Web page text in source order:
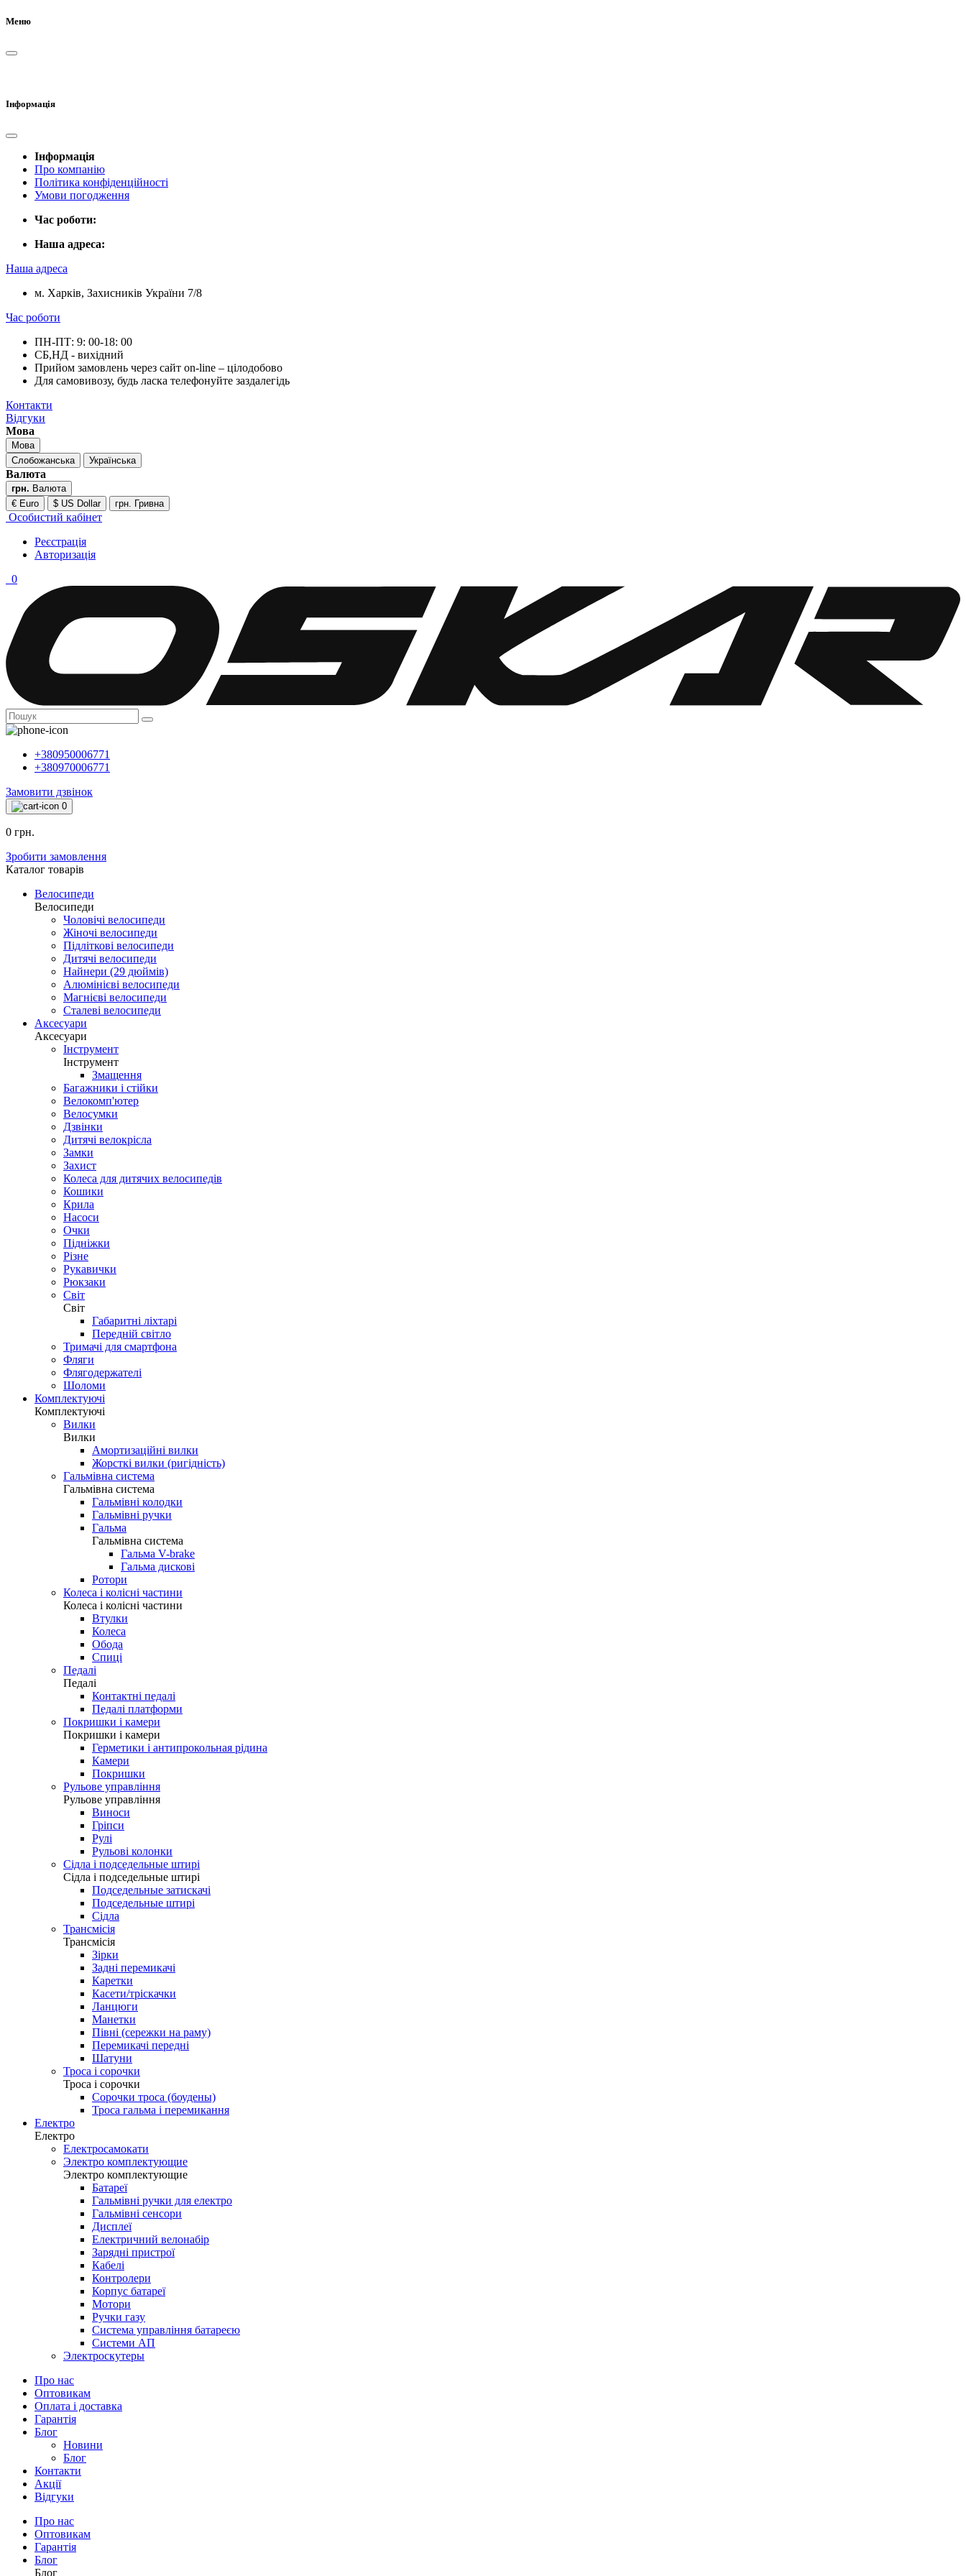
Меню
Інформація
Інформація
Про компанію
Політика конфіденційності
Умови погодження
Час роботи:
Наша адреса:
Наша адреса
м. Харків, Захисників України 7/8
Час роботи
ПН-ПТ: 9: 00-18: 00
СБ,НД - вихідний
Прийом замовлень через сайт on-line – цілодобово
Для самовивозу, будь ласка телефонуйте заздалегідь
Контакти
Відгуки
Мова
Мова
Слобожанська
Українська
Валюта
грн. Валюта
€ Euro
$ US Dollar грн. Гривна
Особистий кабінет
Реєстрація
Авторизація
0
+380950006771
+380970006771
Замовити дзвінок
0
0 грн.
Зробити замовлення
Каталог товарiв
Велосипеди
Велосипеди
Чоловічі велосипеди
Жіночі велосипеди
Підліткові велосипеди
Дитячі велосипеди
Найнери (29 дюймів)
Алюмінієві велосипеди
Магнієві велосипеди
Сталеві велосипеди
Аксесуари
Аксесуари
Інструмент
Інструмент
Змащення
Багажники і стійки
Велокомп'ютер
Велосумки
Дзвінки
Дитячі велокрісла
Замки
Захист
Колеса для дитячих велосипедів
Кошики
Крила
Насоси
Очки
Підніжки
Різне
Рукавички
Рюкзаки
Світ
Світ
Габаритні ліхтарі
Передній світло
Тримачі для смартфона
Фляги
Флягодержателі
Шоломи
Комплектуючі
Комплектуючі
Вилки
Вилки
Амортизаційні вилки
Жорсткі вилки (ригідність)
Гальмівна система
Гальмівна система
Гальмівні колодки
Гальмівні ручки
Гальма
Гальмівна система
Гальма V-brake
Гальма дискові
Ротори
Колеса і колісні частини
Колеса і колісні частини
Втулки
Колеса
Обода
Спиці
Педалі
Педалі
Контактні педалі
Педалі платформи
Покришки і камери
Покришки і камери
Герметики і антипрокольная рідина
Камери
Покришки
Рульове управління
Рульове управління
Виноси
Гріпси
Рулі
Рульові колонки
Сідла і подседельные штирі
Сідла і подседельные штирі
Подседельные затискачі
Подседельные штирі
Сідла
Трансмісія
Трансмісія
Зірки
Задні перемикачі
Каретки
Касети/тріскачки
Ланцюги
Манетки
Півні (сережки на раму)
Перемикачі передні
Шатуни
Троса і сорочки
Троса і сорочки
Сорочки троса (боудены)
Троса гальма і перемикання
Електро
Електро
Електросамокати
Электро комплектующие
Электро комплектующие
Батареї
Гальмівні ручки для електро
Гальмівні сенсори
Дисплеї
Електричний велонабір
Зарядні пристрої
Кабелі
Контролери
Корпус батареї
Мотори
Ручки газу
Система управління батареєю
Системи АП
Электроскутеры
Про нас
Оптовикам
Оплата і доставка
Гарантія
Блог
Новини
Блог
Контакти
Акції
Відгуки
Про нас
Оптовикам
Гарантія
Блог
Блог